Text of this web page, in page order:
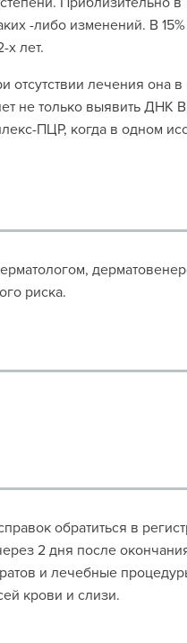
-либо изменений. В
х лет.
лечения она в
не только выявить ДНК
ПЦР, когда в одном
риска.
обратиться в
2 дня после
и лечебные
крови и слизи.